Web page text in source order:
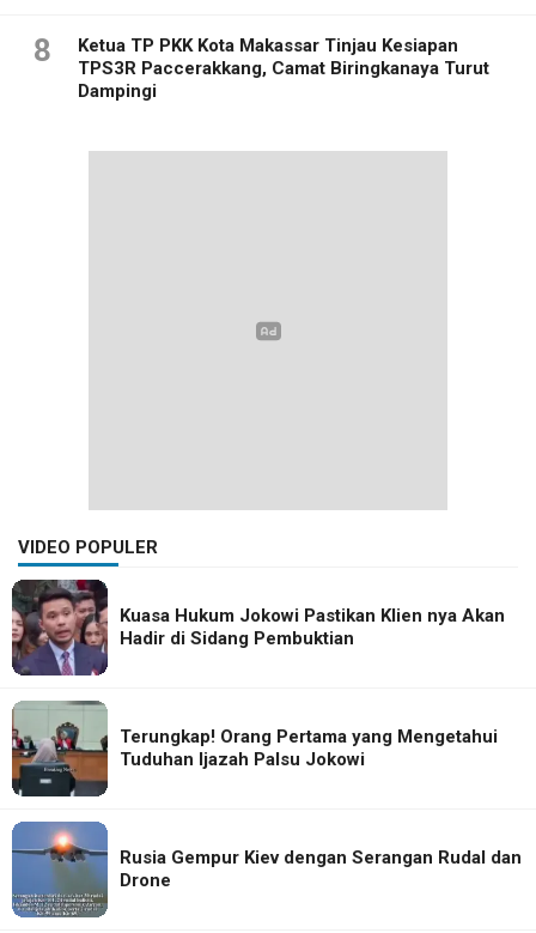
8
Ketua TP PKK Kota Makassar Tinjau Kesiapan
TPS3R Paccerakkang, Camat Biringkanaya Turut
Dampingi
VIDEO POPULER
Kuasa Hukum Jokowi Pastikan Klien nya Akan
Hadir di Sidang Pembuktian
Terungkap! Orang Pertama yang Mengetahui
Tuduhan Ijazah Palsu Jokowi
Rusia Gempur Kiev dengan Serangan Rudal dan
Drone